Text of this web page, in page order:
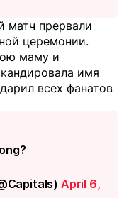
матч прервали
церемонии.
маму и
имя
всех фанатов
April 6,